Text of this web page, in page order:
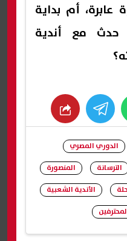
عابرة، أم بداية
حدث مع أندية
الدوري المصري
الترسانة
المنصورة
الأندية الشعبية